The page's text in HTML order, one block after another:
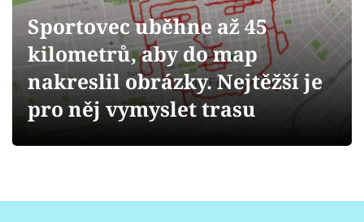
Přihlášení
Sledujte nás
Sportovec uběhne až 45
kilometrů, aby do map
nakreslil obrázky. Nejtěžší je
pro něj vymyslet trasu